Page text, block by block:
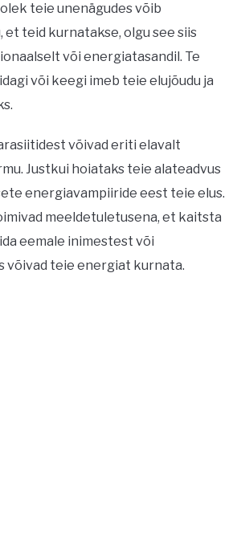
teie unenägudes võib
et teid kurnatakse, olgu see siis
või energiatasandil. Te
või keegi imeb teie elujõudu ja
võivad eriti elavalt
Justkui hoiataks teie alateadvus
energiavampiiride eest teie elus.
meeldetuletusena, et kaitsta
eemale inimestest või
võivad teie energiat kurnata.